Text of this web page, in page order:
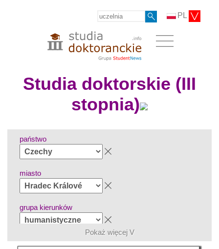
PL
Studia doktorskie (III
stopnia)
państwo
miasto
grupa kierunków
język
Pokaż więcej V